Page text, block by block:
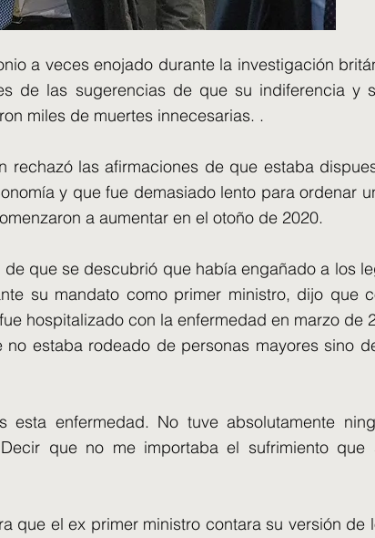
a veces enojado durante la investigación
de las sugerencias de que su indiferencia y
miles de muertes innecesarias. .
rechazó las afirmaciones de que estaba
y que fue demasiado lento para ordenar
a aumentar en el otoño de 2020.
que se descubrió que había engañado a los
su mandato como primer ministro, dijo que
hospitalizado con la enfermedad en marzo de
estaba rodeado de personas mayores sino
enfermedad. No tuve absolutamente
que no me importaba el sufrimiento que
que el ex primer ministro contara su versión de